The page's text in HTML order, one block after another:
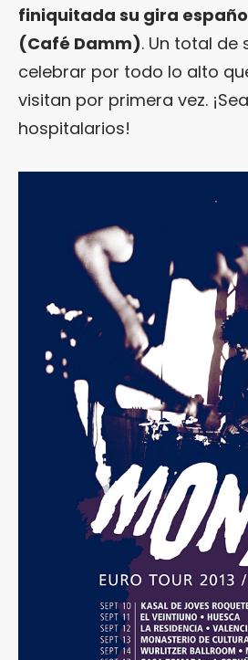
finiquitada su gira
(Café Damm). Un total de
celebrar por todo lo alto
visitan por primera vez.
hospitalarios!